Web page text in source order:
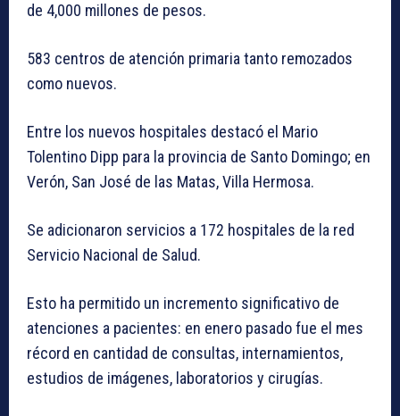
de 4,000 millones de pesos.
583 centros de atención primaria tanto remozados
como nuevos.
Entre los nuevos hospitales destacó el Mario
Tolentino Dipp para la provincia de Santo Domingo; en
Verón, San José de las Matas, Villa Hermosa.
Se adicionaron servicios a 172 hospitales de la red
Servicio Nacional de Salud.
Esto ha permitido un incremento significativo de
atenciones a pacientes: en enero pasado fue el mes
récord en cantidad de consultas, internamientos,
estudios de imágenes, laboratorios y cirugías.